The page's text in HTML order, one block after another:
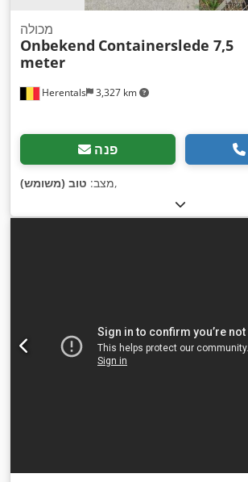
Herentals 3,327 km
מכולה
Onbekend Containerslede 7,5
meter
פנה
מצב: טוב (משומש) ,